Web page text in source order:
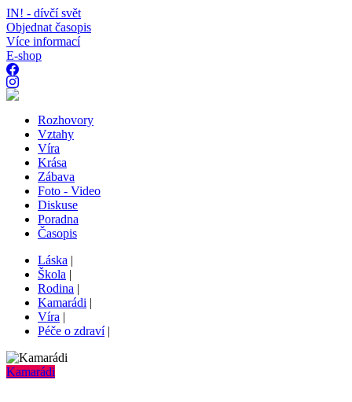
IN! - dívčí svět
Objednat časopis
Více informací
E-shop
Rozhovory
Vztahy
Víra
Krása
Zábava
Foto - Video
Diskuse
Poradna
Časopis
Láska |
Škola |
Rodina |
Kamarádi |
Víra |
Péče o zdraví|
Kamarádi